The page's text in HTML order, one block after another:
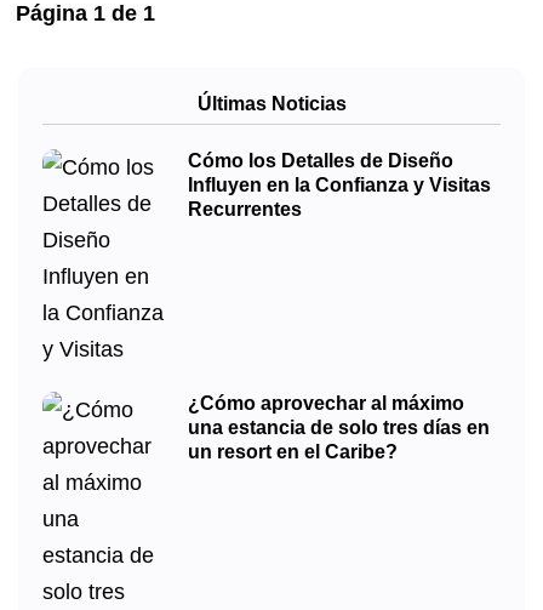
Página 1 de 1
Últimas Noticias
Cómo los Detalles de Diseño
Influyen en la Confianza y Visitas
Recurrentes
¿Cómo aprovechar al máximo
una estancia de solo tres días en
un resort en el Caribe?